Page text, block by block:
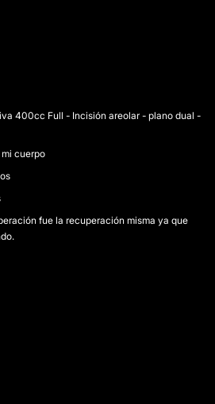
400cc Full - Incisión areolar - plano dual -
cuerpo
fue la recuperación misma ya que